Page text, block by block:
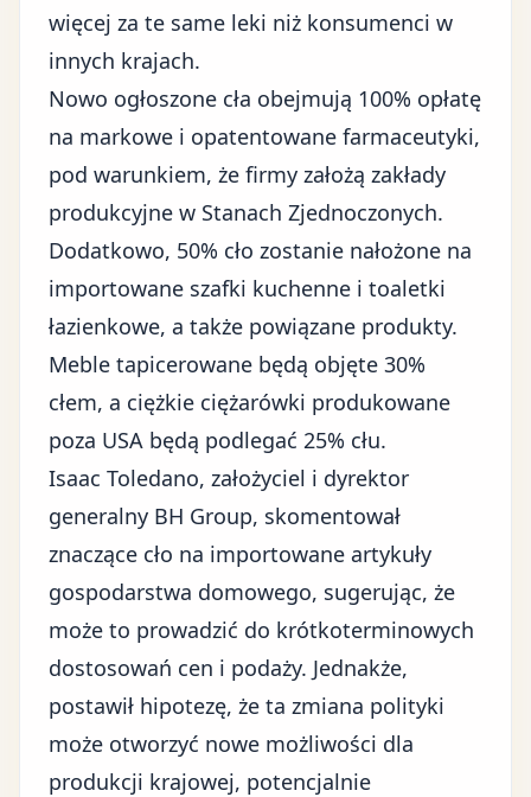
więcej za te same leki niż konsumenci w
innych krajach.
Nowo ogłoszone cła obejmują 100% opłatę
na markowe i opatentowane farmaceutyki,
pod warunkiem, że firmy założą zakłady
produkcyjne w Stanach Zjednoczonych.
Dodatkowo, 50% cło zostanie nałożone na
importowane szafki kuchenne i toaletki
łazienkowe, a także powiązane produkty.
Meble tapicerowane będą objęte 30%
cłem, a ciężkie ciężarówki produkowane
poza USA będą podlegać 25% cłu.
Isaac Toledano, założyciel i dyrektor
generalny BH Group, skomentował
znaczące cło na importowane artykuły
gospodarstwa domowego, sugerując, że
może to prowadzić do krótkoterminowych
dostosowań cen i podaży. Jednakże,
postawił hipotezę, że ta zmiana polityki
może otworzyć nowe możliwości dla
produkcji krajowej, potencjalnie